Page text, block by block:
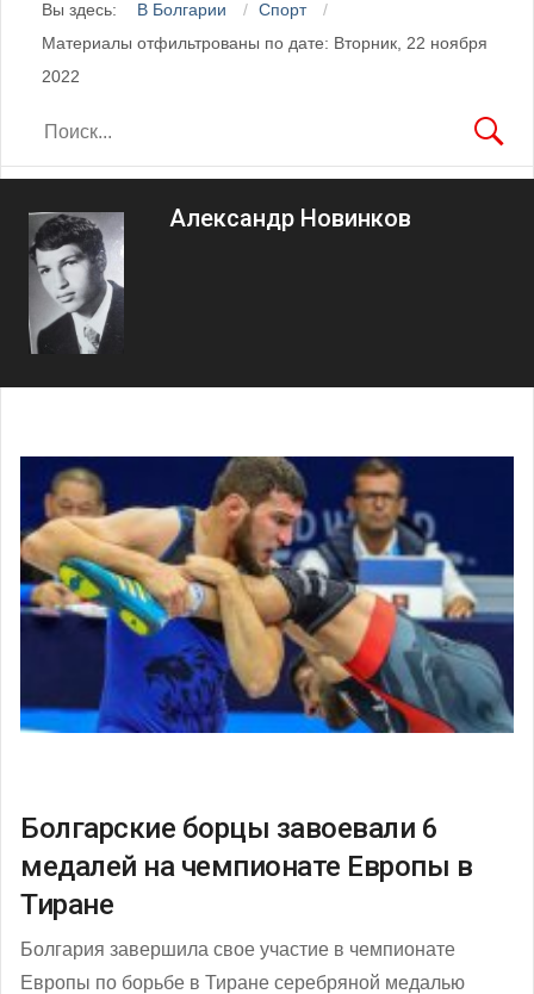
Вы здесь: В Болгарии
Спорт
Материалы отфильтрованы по дате: Вторник, 22 ноября
2022
Александр Новинков
Болгарские борцы завоевали 6
медалей на чемпионате Европы в
Тиране
Болгария завершила свое участие в чемпионате
Европы по борьбе в Тиране серебряной медалью